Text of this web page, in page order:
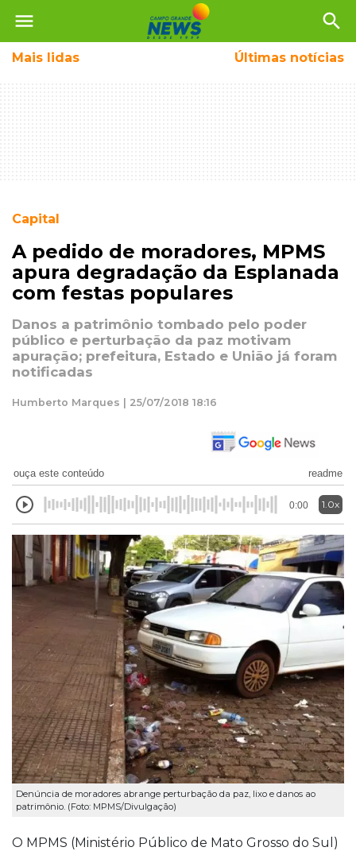
menu search
Mais lidas Últimas notícias
Capital
A pedido de moradores, MPMS
apura degradação da Esplanada
com festas populares
Danos a patrimônio tombado pelo poder
público e perturbação da paz motivam
apuração; prefeitura, Estado e União já foram
notificadas
Humberto Marques | 25/07/2018 18:16
ouça este conteúdo readme
0:00 1.0x
Denúncia de moradores abrange perturbação da paz, lixo e danos ao
patrimônio. (Foto: MPMS/Divulgação)
O MPMS (Ministério Público de Mato Grosso do Sul)